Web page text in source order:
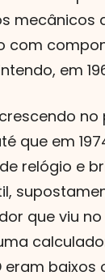
mecânicos
com
em
no
que em
relógio e
que viu
eram